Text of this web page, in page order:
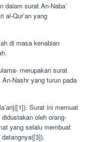
dalam surat An-Naba’
al-Qur’an yang
di masa kenabian
merupakan surat
Nashr yang turun pada
Surat ini memuat
oleh orang-
yang selalu membuat